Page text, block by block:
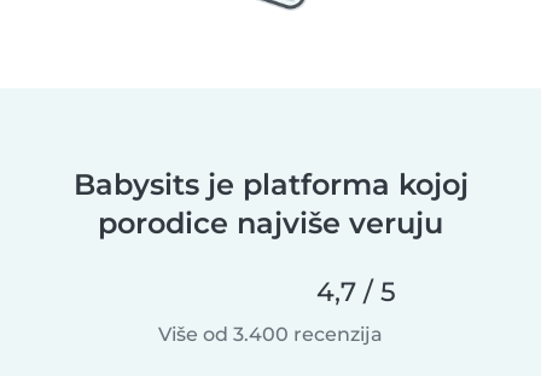
Babysits je platforma kojoj
porodice najviše veruju
4,7 / 5
Više od 3.400 recenzija